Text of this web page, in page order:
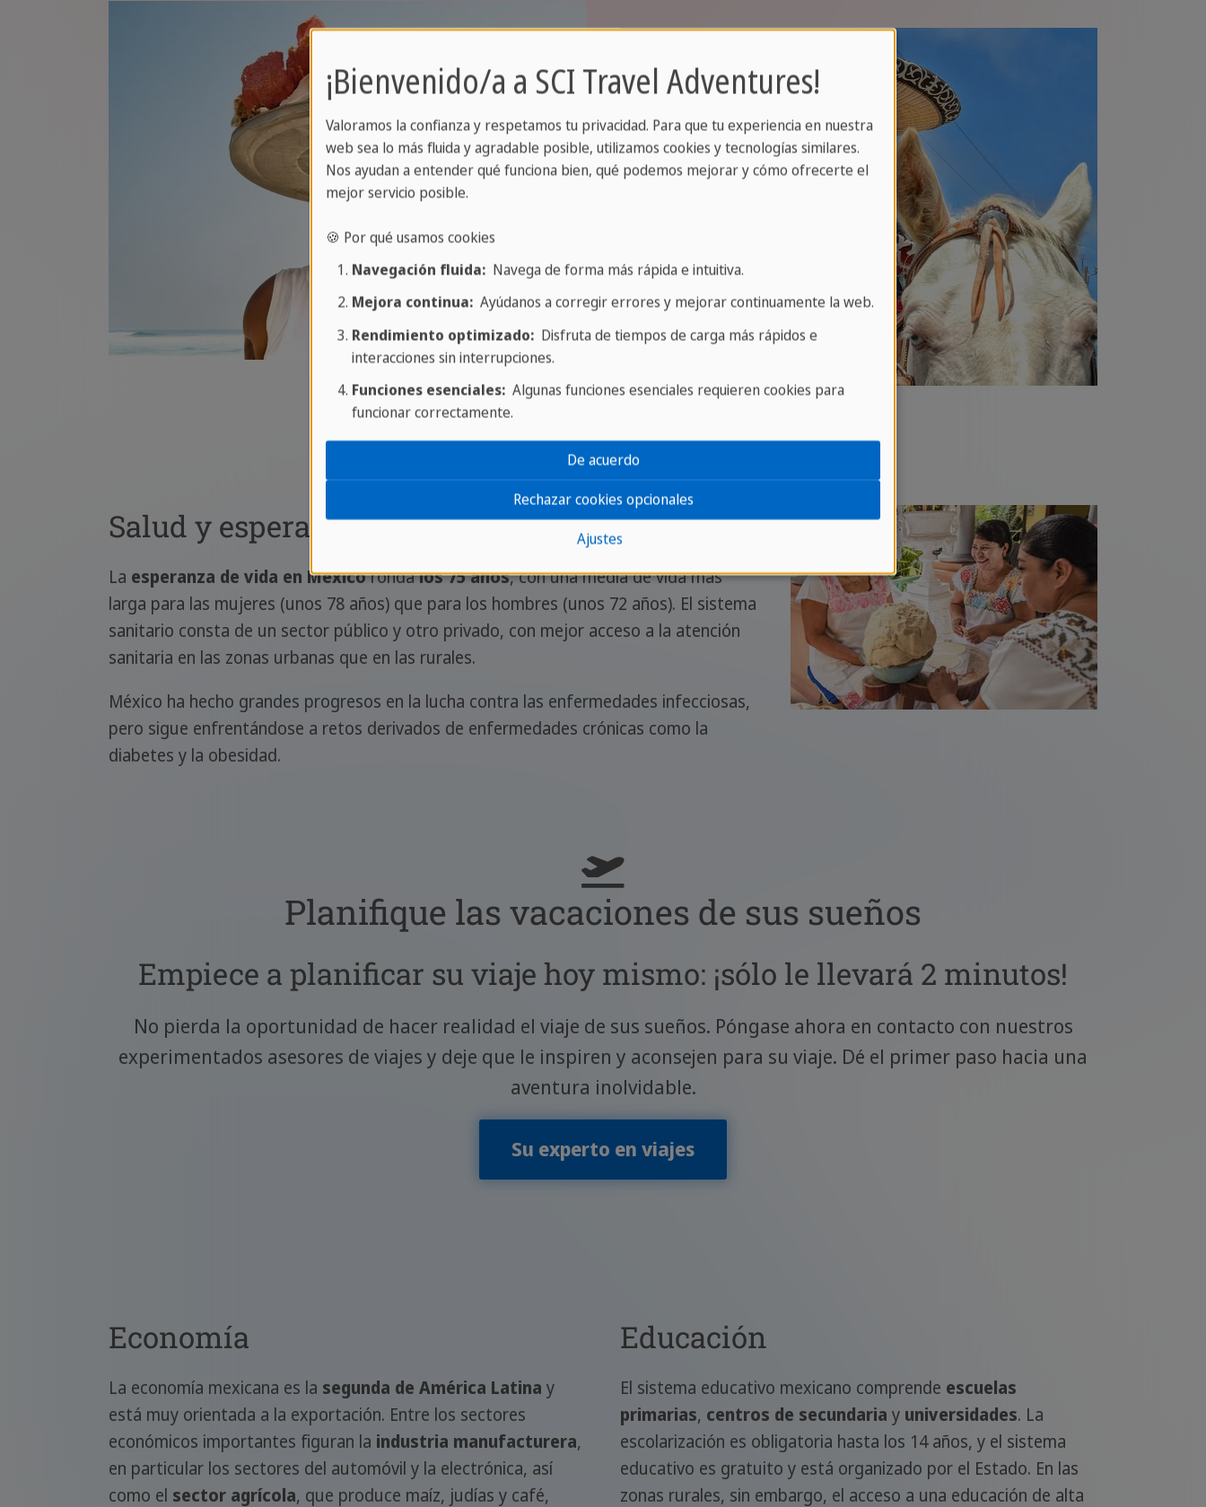
Salud y esperanza de vida
La esperanza de vida en Méxicorondalos 75 años, con una media de vida más
larga para las mujeres (unos 78 años) que para los hombres (unos 72 años). El sistema
sanitario consta de un sector público y otro privado, con mejor acceso a la atención
sanitaria en las zonas urbanas que en las rurales.
México ha hecho grandes progresos en la lucha contra las enfermedades infecciosas,
pero sigue enfrentándose a retos derivados de enfermedades crónicas como la
diabetes y la obesidad.
Planifique las vacaciones de sus sueños
Empiece a planificar su viaje hoy mismo: ¡sólo le llevará 2 minutos!
No pierda la oportunidad de hacer realidad el viaje de sus sueños. Póngase ahora en contacto con nuestros
experimentados asesores de viajes y deje que le inspiren y aconsejen para su viaje. Dé el primer paso hacia una
aventura inolvidable.
Su experto en viajes
Economía
La economía mexicana es la segunda de América Latina y
está muy orientada a la exportación. Entre los sectores
económicos importantes figuran la industria manufacturera,
en particular los sectores del automóvil y la electrónica, así
como el sector agrícola, que produce maíz, judías y café,
Educación
El sistema educativo mexicano comprende escuelas
primarias, centros de secundaria y universidades. La
escolarización es obligatoria hasta los 14 años, y el sistema
educativo es gratuito y está organizado por el Estado. En las
zonas rurales, sin embargo, el acceso a una educación de alta
¡Bienvenido/a a SCI Travel Adventures!
Valoramos la confianza y respetamos tu privacidad. Para que tu experiencia en nuestra
web sea lo más fluida y agradable posible, utilizamos cookies y tecnologías similares.
Nos ayudan a entender qué funciona bien, qué podemos mejorar y cómo ofrecerte el
mejor servicio posible.
🍪 Por qué usamos cookies
Navegación fluida:Navega de forma más rápida e intuitiva.
Mejora continua:Ayúdanos a corregir errores y mejorar continuamente la web.
Rendimiento optimizado:Disfruta de tiempos de carga más rápidos e
interacciones sin interrupciones.
Funciones esenciales:Algunas funciones esenciales requieren cookies para
funcionar correctamente.
Ajustes
Rechazar cookies opcionales
De acuerdo